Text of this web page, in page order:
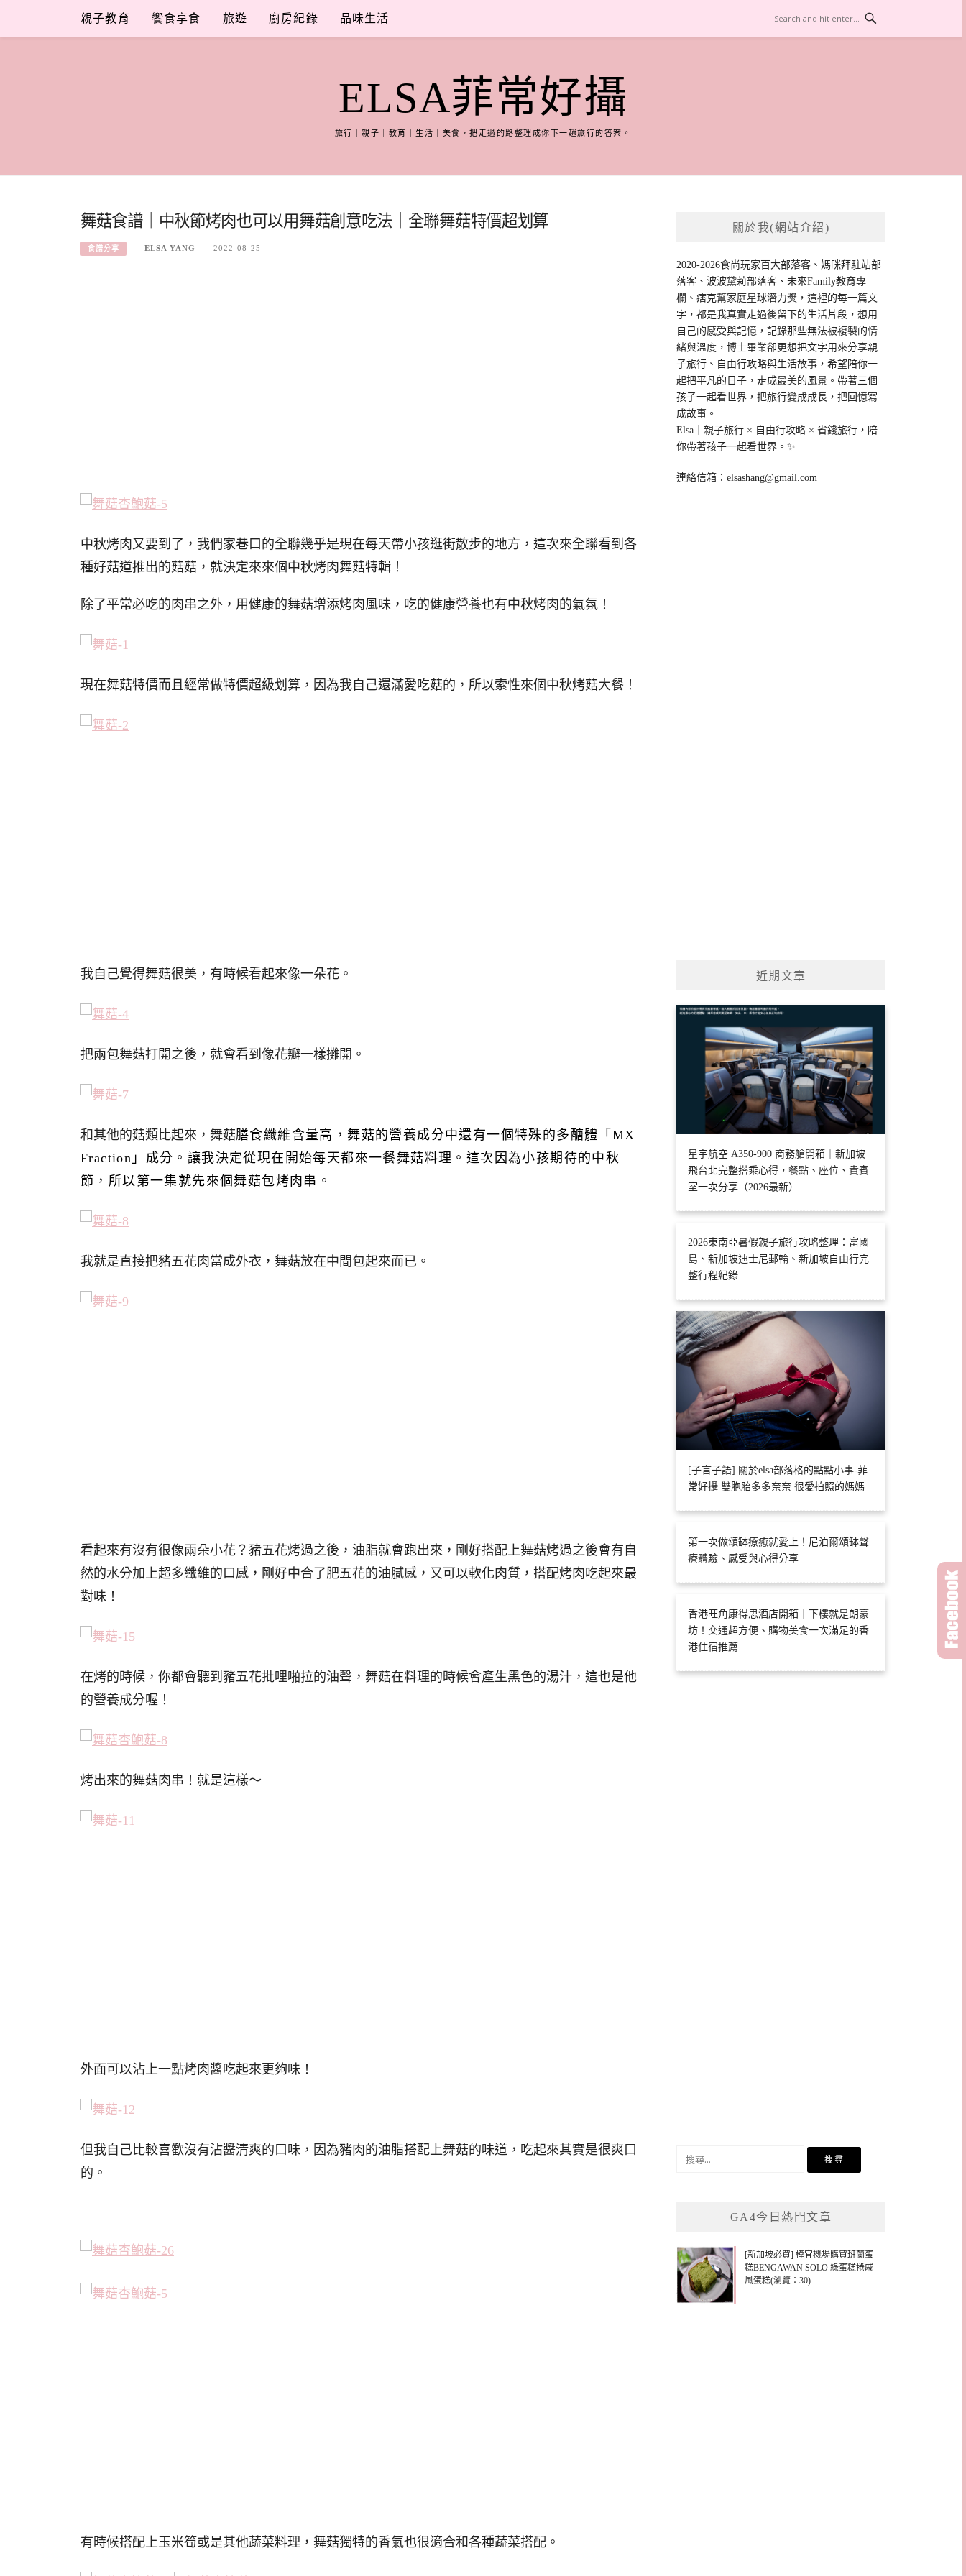
content
親子教育 饗食享食 旅遊 廚房紀錄 品味生活
ELSA菲常好攝
旅行｜親子｜教育｜生活｜美食，把走過的路整理成你下一趟旅行的答案。
舞菇食譜｜中秋節烤肉也可以用舞菇創意吃法｜全聯舞菇特價超划算
食譜分享 ELSA YANG 2022-08-25
中秋烤肉又要到了，我們家巷口的全聯幾乎是現在每天帶小孩逛街散步的地方，這次來全聯看到各
種好菇道推出的菇菇，就決定來來個中秋烤肉舞菇特輯！
除了平常必吃的肉串之外，用健康的舞菇增添烤肉風味，吃的健康營養也有中秋烤肉的氣氛！
現在舞菇特價而且經常做特價超級划算，因為我自己還滿愛吃菇的，所以索性來個中秋烤菇大餐！
我自己覺得舞菇很美，有時候看起來像一朵花。
把兩包舞菇打開之後，就會看到像花瓣一樣攤開。
和其他的菇類比起來，舞菇膳食纖維含量高，舞菇的營養成分中還有一個特殊的多醣體「MX
Fraction」成分。讓我決定從現在開始每天都來一餐舞菇料理。這次因為小孩期待的中秋
節，所以第一集就先來個舞菇包烤肉串。
我就是直接把豬五花肉當成外衣，舞菇放在中間包起來而已。
看起來有沒有很像兩朵小花？豬五花烤過之後，油脂就會跑出來，剛好搭配上舞菇烤過之後會有自
然的水分加上超多纖維的口感，剛好中合了肥五花的油膩感，又可以軟化肉質，搭配烤肉吃起來最
對味！
在烤的時候，你都會聽到豬五花批哩啪拉的油聲，舞菇在料理的時候會產生黑色的湯汁，這也是他
的營養成分喔！
烤出來的舞菇肉串！就是這樣～
外面可以沾上一點烤肉醬吃起來更夠味！
但我自己比較喜歡沒有沾醬清爽的口味，因為豬肉的油脂搭配上舞菇的味道，吃起來其實是很爽口
的。
有時候搭配上玉米筍或是其他蔬菜料理，舞菇獨特的香氣也很適合和各種蔬菜搭配。
關於我(網站介紹)
2020-2026食尚玩家百大部落客、媽咪拜駐站部
落客、波波黛莉部落客、未來Family教育專
欄、痞克幫家庭星球潛力獎，這裡的每一篇文
字，都是我真實走過後留下的生活片段，想用
自己的感受與記憶，記錄那些無法被複製的情
緒與溫度，博士畢業卻更想把文字用來分享親
子旅行、自由行攻略與生活故事，希望陪你一
起把平凡的日子，走成最美的風景。帶著三個
孩子一起看世界，把旅行變成成長，把回憶寫
成故事。
Elsa｜親子旅行 × 自由行攻略 × 省錢旅行，陪
你帶著孩子一起看世界。✨
連絡信箱：elsashang@gmail.com
近期文章
星宇航空 A350-900 商務艙開箱｜新加坡
飛台北完整搭乘心得，餐點、座位、貴賓
室一次分享（2026最新）
2026東南亞暑假親子旅行攻略整理：富國
島、新加坡迪士尼郵輪、新加坡自由行完
整行程紀錄
[子言子語] 關於elsa部落格的點點小事-菲
常好攝 雙胞胎多多奈奈 很愛拍照的媽媽
第一次做頌缽療癒就愛上！尼泊爾頌缽聲
療體驗、感受與心得分享
香港旺角康得思酒店開箱｜下樓就是朗豪
坊！交通超方便、購物美食一次滿足的香
港住宿推薦
GA4今日熱門文章
[新加坡必買] 樟宜機場購買班蘭蛋
糕BENGAWAN SOLO 綠蛋糕捲戚
風蛋糕(瀏覽：30)